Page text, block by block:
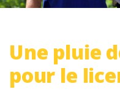
Une pluie
pour le